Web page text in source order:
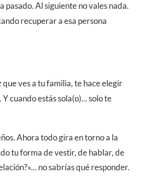
pasado. Al siguiente no vales nada.
recuperar a esa persona
ves a tu familia, te hace elegir
cuando estás sola(o)... solo te
Ahora todo gira en torno a la
tu forma de vestir, de hablar, de
no sabrías qué responder.